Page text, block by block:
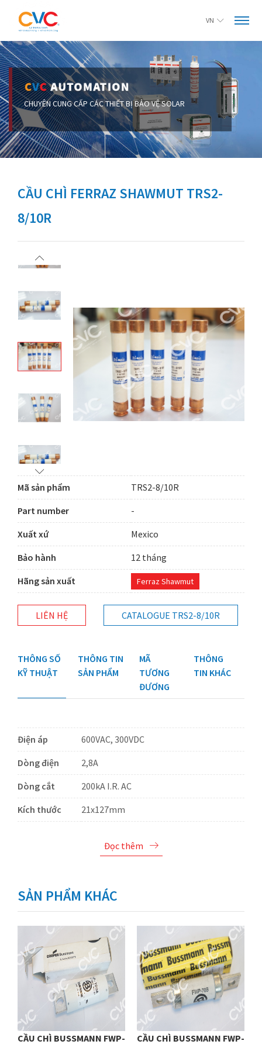
VN
CẦU CHÌ FERRAZ SHAWMUT TRS2-
8/10R
Mã sản phẩm
TRS2-8/10R
Part number
-
Xuất xứ
Mexico
Bảo hành
12 tháng
Hãng sản xuất
Ferraz Shawmut
LIÊN HỆ CATALOGUE TRS2-8/10R
THÔNG SỐ
KỸ THUẬT
THÔNG TIN
SẢN PHẨM
MÃ
TƯƠNG
ĐƯƠNG
THÔNG
TIN KHÁC
Điện áp
600VAC, 300VDC
Dòng điện
2,8A
Dòng cắt
200kA I.R. AC
Kích thước
21x127mm
Đọc thêm
SẢN PHẨM KHÁC
CẦU CHÌ BUSSMANN FWP-
CẦU CHÌ BUSSMANN FWP-